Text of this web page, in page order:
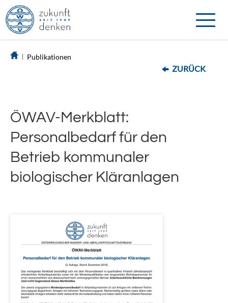
Toggle
Publikationen
ZURÜCK
ÖWAV-Merkblatt:
Personalbedarf für den
Betrieb kommunaler
biologischer Kläranlagen